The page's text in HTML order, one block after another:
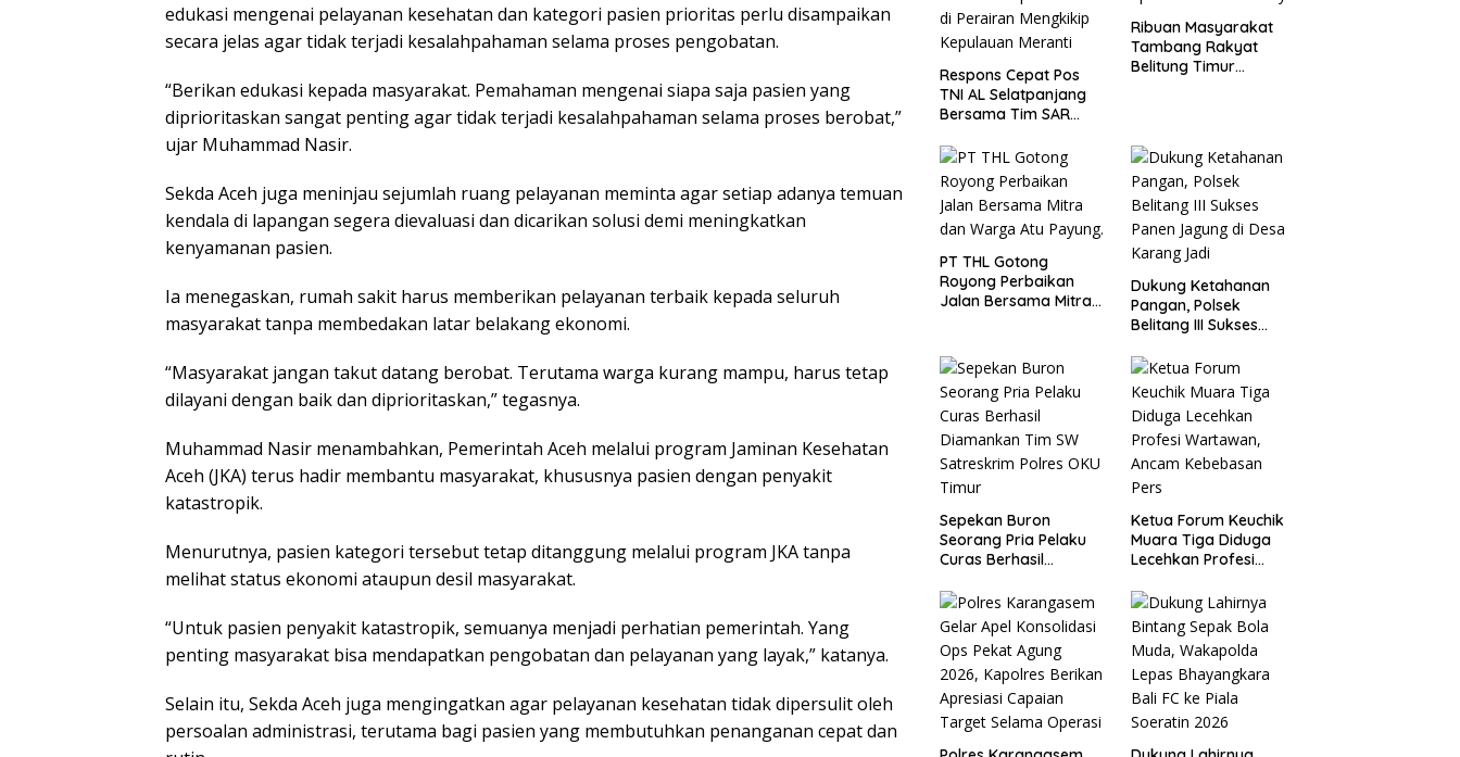
edukasi mengenai pelayanan kesehatan dan kategori pasien prioritas perlu disampaikan
secara jelas agar tidak terjadi kesalahpahaman selama proses pengobatan.
“Berikan edukasi kepada masyarakat. Pemahaman mengenai siapa saja pasien yang
diprioritaskan sangat penting agar tidak terjadi kesalahpahaman selama proses berobat,”
ujar Muhammad Nasir.
Sekda Aceh juga meninjau sejumlah ruang pelayanan meminta agar setiap adanya temuan
kendala di lapangan segera dievaluasi dan dicarikan solusi demi meningkatkan
kenyamanan pasien.
Ia menegaskan, rumah sakit harus memberikan pelayanan terbaik kepada seluruh
masyarakat tanpa membedakan latar belakang ekonomi.
“Masyarakat jangan takut datang berobat. Terutama warga kurang mampu, harus tetap
dilayani dengan baik dan diprioritaskan,” tegasnya.
Muhammad Nasir menambahkan, Pemerintah Aceh melalui program Jaminan Kesehatan
Aceh (JKA) terus hadir membantu masyarakat, khususnya pasien dengan penyakit
katastropik.
Menurutnya, pasien kategori tersebut tetap ditanggung melalui program JKA tanpa
melihat status ekonomi ataupun desil masyarakat.
“Untuk pasien penyakit katastropik, semuanya menjadi perhatian pemerintah. Yang
penting masyarakat bisa mendapatkan pengobatan dan pelayanan yang layak,” katanya.
Selain itu, Sekda Aceh juga mengingatkan agar pelayanan kesehatan tidak dipersulit oleh
persoalan administrasi, terutama bagi pasien yang membutuhkan penanganan cepat dan
Respons Cepat Pos
TNI AL Selatpanjang
Bersama Tim SAR
Temukan Korban
Terakhir Kapal Karam
di Perairan Mengkikip
Kepulauan Meranti
Ribuan Masyarakat
Tambang Rakyat
Belitung Timur
Membakarnya
PT THL Gotong
Royong Perbaikan
Jalan Bersama Mitra
Dukung Ketahanan
Pangan, Polsek
Belitang III Sukses
Karang Jadi
Sepekan Buron
Seorang Pria Pelaku
Curas Berhasil
Satreskrim Polres OKU
Timur
Ketua Forum Keuchik
Muara Tiga Diduga
Lecehkan Profesi
Kebebasan Pers